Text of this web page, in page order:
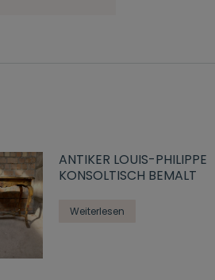
ANTIKER LOUIS-PHILIPPE
KONSOLTISCH BEMALT
Weiterlesen